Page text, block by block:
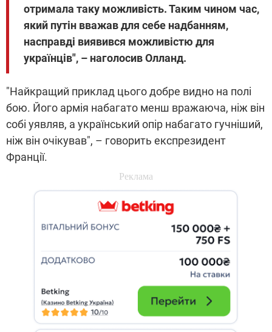
отримала таку можливість. Таким чином час,
який путін вважав для себе надбанням,
насправді виявився можливістю для
українців", – наголосив Олланд.
"Найкращий приклад цього добре видно на полі
бою. Його армія набагато менш вражаюча, ніж він
собі уявляв, а український опір набагато гучніший,
ніж він очікував", – говорить експрезидент
Франції.